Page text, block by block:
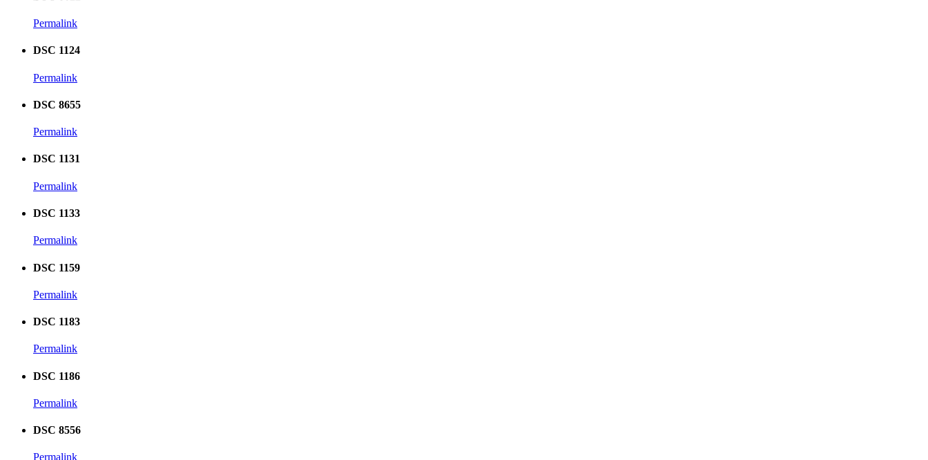
Permalink
DSC 1124
Permalink
DSC 8655
Permalink
DSC 1131
Permalink
DSC 1133
Permalink
DSC 1159
Permalink
DSC 1183
Permalink
DSC 1186
Permalink
DSC 8556
Permalink